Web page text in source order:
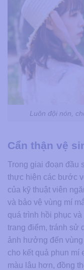
Luôn đội nón,
Cẩn thận vệ
Trong giai đoạn đầu
thực hiện các bước
của kỹ thuật viên
và bảo vệ vùng mí
quá trình hồi phục
trang điểm, tránh sử
ảnh hưởng đến
cho kết quả phun mí
màu lâu hơn, đồng